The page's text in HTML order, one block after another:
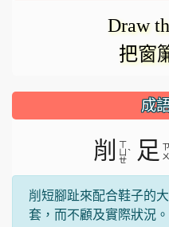
Draw
把窗
成
削
ㄒ
ㄝ
ˋ 足 ㄗ
ㄨ
削短腳趾來配合鞋子的
套，而不顧及實際狀況。